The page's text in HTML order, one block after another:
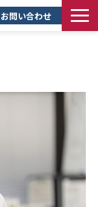
お問い合わせ